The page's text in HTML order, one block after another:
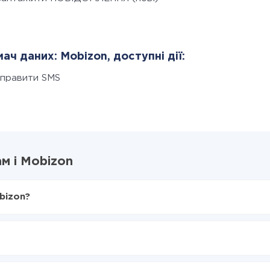
даних: Mobizon, доступні дії:
SMS
і Mobizon